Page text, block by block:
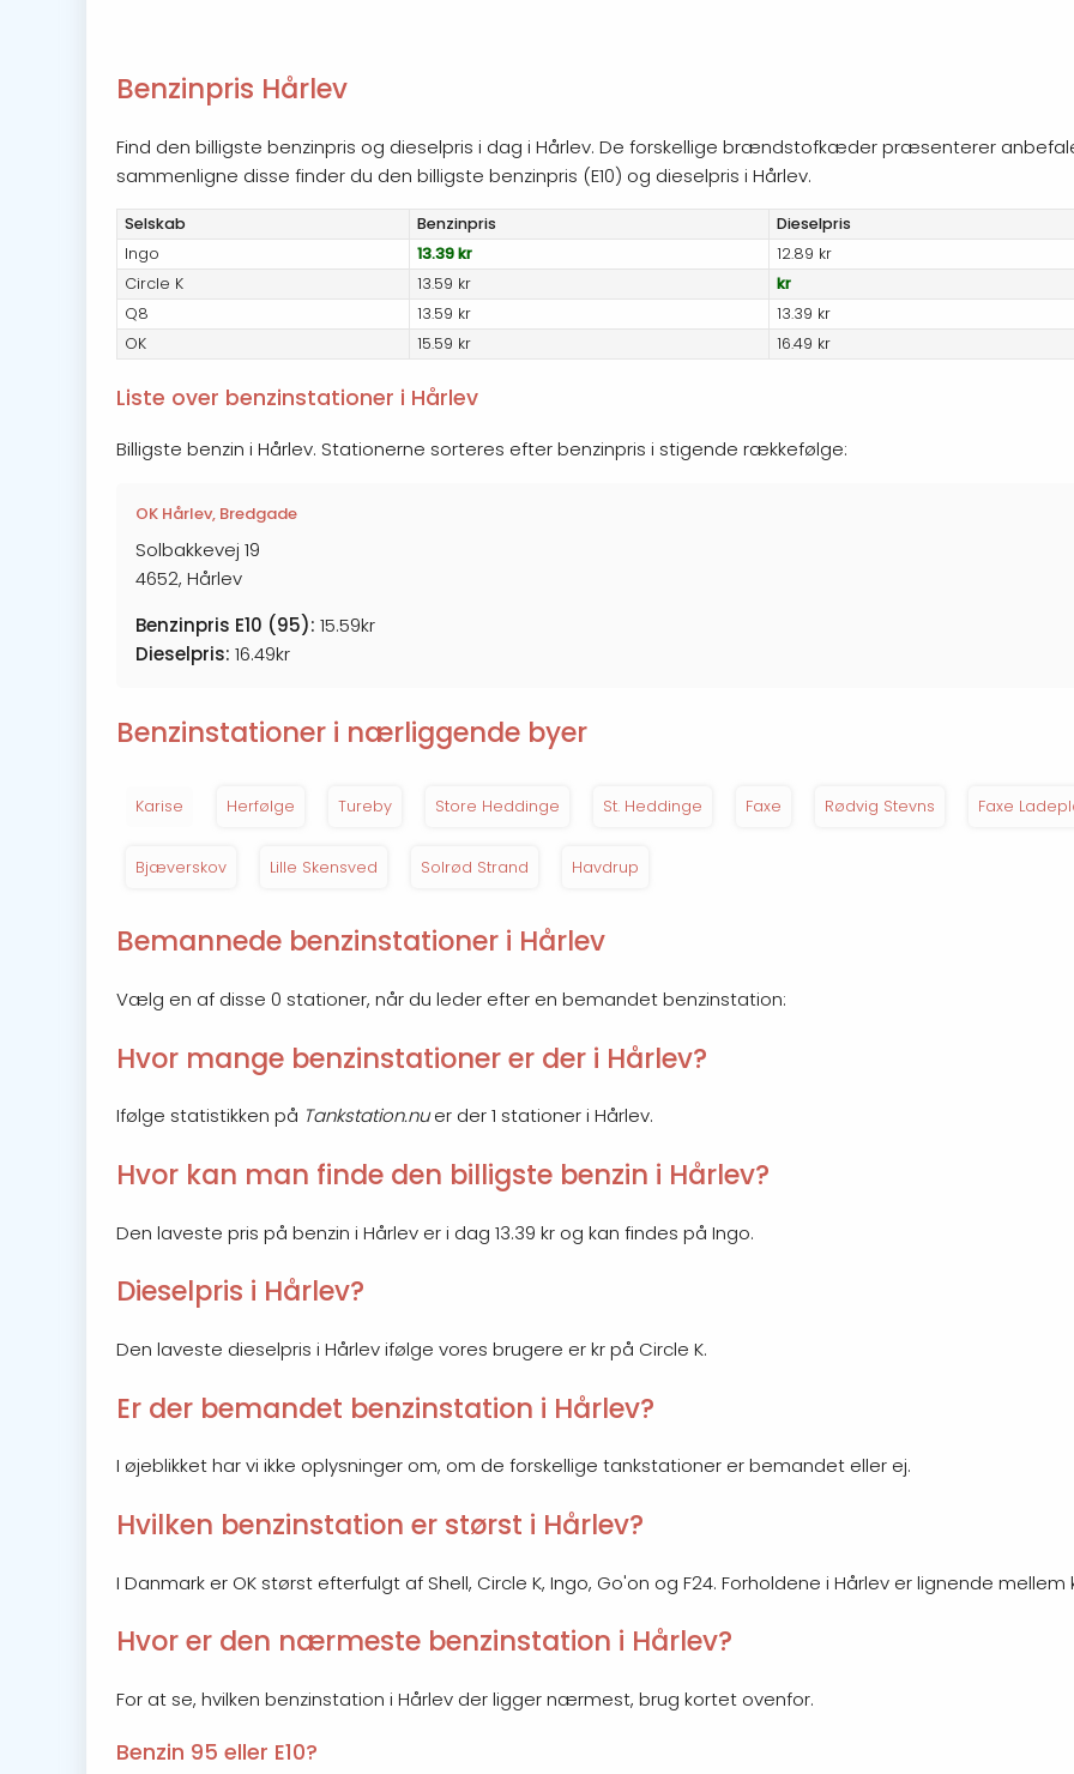
Benzinpris Hårlev
Find den billigste benzinpris og dieselpris i dag i Hårlev. De forskellige brændstofkæder præsenterer
sammenligne disse finder du den billigste benzinpris (E10) og dieselpris i Hårlev.
Selskab Benzinpris Dieselpris
Ingo
13.39 kr 12.89 kr
Circle K
13.59 kr kr
Q8
13.59 kr 13.39 kr
OK
15.59 kr 16.49 kr
Liste over benzinstationer i Hårlev
Billigste benzin i Hårlev. Stationerne sorteres efter benzinpris i stigende rækkefølge:
OK Hårlev, Bredgade
Solbakkevej 19
4652, Hårlev
Benzinpris E10 (95): 15.59kr
Dieselpris: 16.49kr
Benzinstationer i nærliggende byer
Karise Herfølge Tureby Store Heddinge St. Heddinge Faxe Rødvig Stevns Faxe
Bjæverskov Lille Skensved Solrød Strand Havdrup
Bemannede benzinstationer i Hårlev
Vælg en af disse 0 stationer, når du leder efter en bemandet benzinstation:
Hvor mange benzinstationer er der i Hårlev?
Ifølge statistikken på Tankstation.nuer der 1 stationer i Hårlev.
Hvor kan man finde den billigste benzin i Hårlev?
Den laveste pris på benzin i Hårlev er i dag 13.39 kr og kan findes på Ingo.
Dieselpris i Hårlev?
Den laveste dieselpris i Hårlev ifølge vores brugere er kr på Circle K.
Er der bemandet benzinstation i Hårlev?
I øjeblikket har vi ikke oplysninger om, om de forskellige tankstationer er bemandet eller ej.
Hvilken benzinstation er størst i Hårlev?
I Danmark er OK størst efterfulgt af Shell, Circle K, Ingo, Go'on og F24. Forholdene i Hårlev er lignende
Hvor er den nærmeste benzinstation i Hårlev?
For at se, hvilken benzinstation i Hårlev der ligger nærmest, brug kortet ovenfor.
Benzin 95 eller E10?